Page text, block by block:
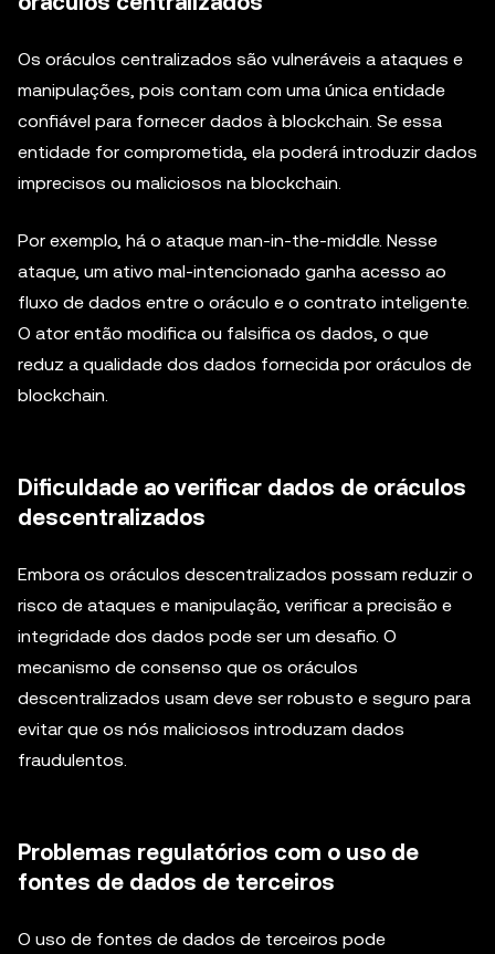
Os oráculos centralizados são vulneráveis a ataques e
manipulações, pois contam com uma única entidade
confiável para fornecer dados à blockchain. Se essa
entidade for comprometida, ela poderá introduzir dados
imprecisos ou maliciosos na blockchain.
Por exemplo, há o ataque man-in-the-middle. Nesse
ataque, um ativo mal-intencionado ganha acesso ao
fluxo de dados entre o oráculo e o contrato inteligente.
O ator então modifica ou falsifica os dados, o que
reduz a qualidade dos dados fornecida por oráculos de
blockchain.
Dificuldade ao verificar dados de oráculos
descentralizados
Embora os oráculos descentralizados possam reduzir o
risco de ataques e manipulação, verificar a precisão e
integridade dos dados pode ser um desafio. O
mecanismo de consenso que os oráculos
descentralizados usam deve ser robusto e seguro para
evitar que os nós maliciosos introduzam dados
fraudulentos.
Problemas regulatórios com o uso de
fontes de dados de terceiros
O uso de fontes de dados de terceiros pode